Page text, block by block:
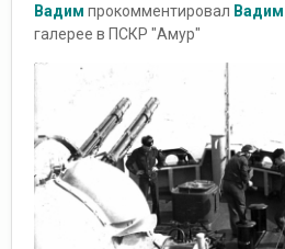
Вадим прокомментировал Вадим
галерее в ПСКР "Амур"